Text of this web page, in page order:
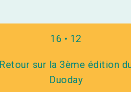
16 • 12
Retour sur la 3ème édition du
Duoday